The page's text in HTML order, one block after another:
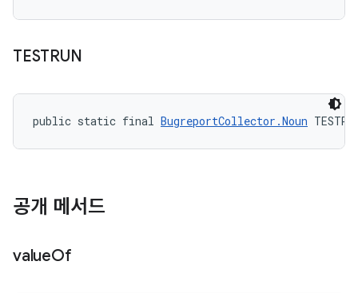
TESTRUN
public static final BugreportCollector.Noun
공개 메서드
valueOf